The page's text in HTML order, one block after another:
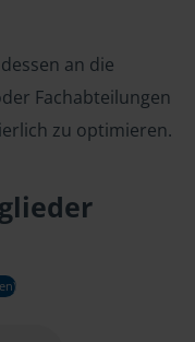
an die
Fachabteilungen
zu optimieren.